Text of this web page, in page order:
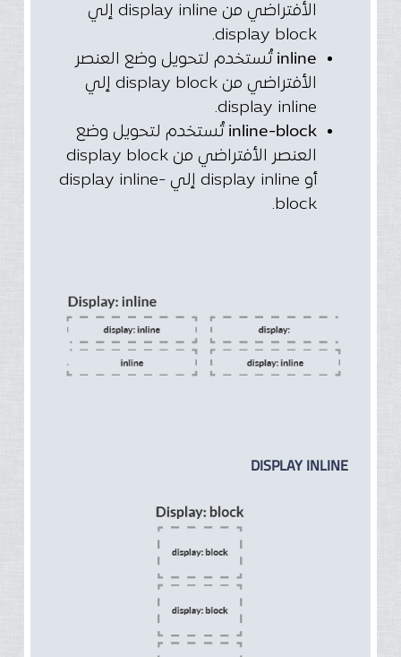
الأفتراضي من display inline إلي
display block.
inline تُستخدم لتحويل وضع العنصر
الأفتراضي من display block إلي
display inline.
inline-block تُستخدم لتحويل وضع
العنصر الأفتراضي من display block
أو display inline إلي display inline-
block.
DISPLAY INLINE